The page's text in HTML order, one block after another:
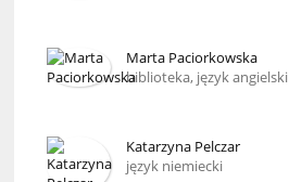
Marta Paciorkowska
biblioteka, język angielski
Katarzyna Pelczar
język niemiecki